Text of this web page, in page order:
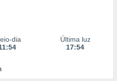
dia
Última luz
17:54